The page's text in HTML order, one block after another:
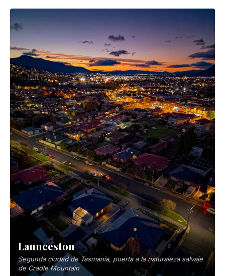
Warrnambool
Centro de avistamiento de ballenas francas australes
Brisbane
Capital ribereña de Queensland bañada por el sol